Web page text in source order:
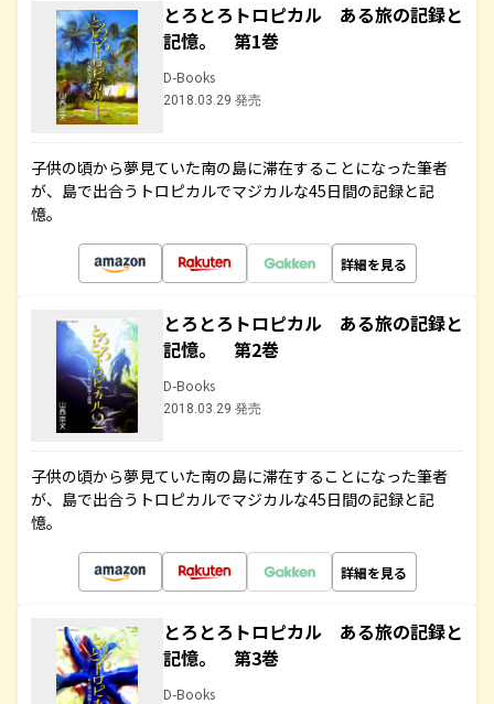
とろとろトロピカル ある旅の記録と
記憶。 第1巻
D-Books
2018.03.29 発売
子供の頃から夢見ていた南の島に滞在することになった筆者
が、島で出合うトロピカルでマジカルな45日間の記録と記
憶。
詳細を見る
とろとろトロピカル ある旅の記録と
記憶。 第2巻
D-Books
2018.03.29 発売
子供の頃から夢見ていた南の島に滞在することになった筆者
が、島で出合うトロピカルでマジカルな45日間の記録と記
憶。
詳細を見る
とろとろトロピカル ある旅の記録と
記憶。 第3巻
D-Books